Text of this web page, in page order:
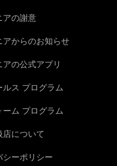
アの謝意
アからのお知らせ
の公式アプリ
ルス プログラム
ーム プログラム
店について
シーポリシー